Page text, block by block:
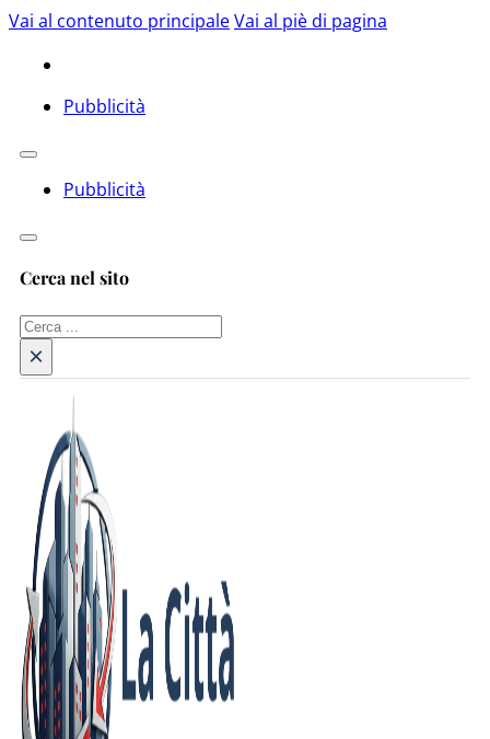
Vai al contenuto principaleVai al piè di pagina
Pubblicità
Pubblicità
Cerca nel sito
Cerca
×